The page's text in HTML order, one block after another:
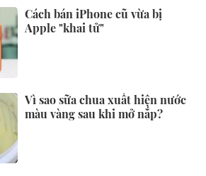
Cách bán iPhone cũ vừa bị
Apple "khai tử"
Vì sao sữa chua xuất hiện nước
màu vàng sau khi mở nắp?